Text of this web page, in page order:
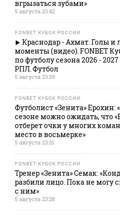
вгрызаться зубами»
5 августа 23:42
FONBET КУБОК РОССИИ
Краснодар - Ахмат. Голы и
моменты (видео). FONBET
по футболу сезона 2026 - 2027
РПЛ. Футбол
5 августа 23:39
FONBET КУБОК РОССИИ
Футболист «Зенита» Ерохин:
сезоне можно ожидать, что
отберет очки у многих
место в восьмерке»
5 августа 23:31
FONBET КУБОК РОССИИ
Тренер «Зенита» Семак:
разбили лицо. Пока не могу
с ним»
5 августа 23:28